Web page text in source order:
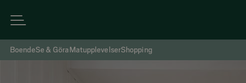
BoendeSe & GöraMatupplevelserShopping